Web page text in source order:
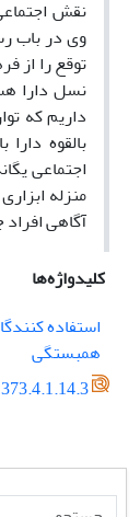
نقش
وی در باب
توقع را از
نسل دارا
داریم که
بالقوه
اجتماعی
منزله
آگاهی
کلیدواژه‌ها
استفاده
همبستگی